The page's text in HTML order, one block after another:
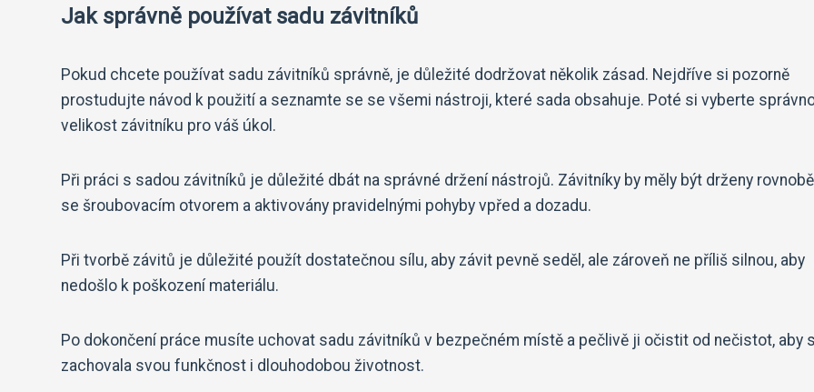
Jak správně používat sadu závitníků
Pokud chcete používat sadu závitníků správně, je důležité dodržovat několik zásad. Nejdříve si pozorně
prostudujte návod k použití a seznamte se se všemi nástroji, které sada obsahuje. Poté si vyberte
velikost závitníku pro váš úkol.
Při práci s sadou závitníků je důležité dbát na správné držení nástrojů. Závitníky by měly být drženy
se šroubovacím otvorem a aktivovány pravidelnými pohyby vpřed a dozadu.
Při tvorbě závitů je důležité použít dostatečnou sílu, aby závit pevně seděl, ale zároveň ne příliš silnou, aby
nedošlo k poškození materiálu.
Po dokončení práce musíte uchovat sadu závitníků v bezpečném místě a pečlivě ji očistit od nečistot, aby
zachovala svou funkčnost i dlouhodobou životnost.